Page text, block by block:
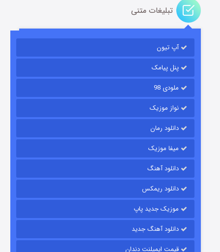
قسمت
تبلیغات متنی
آپ تیون
پنل پیامک
ملودی 98
نواز موزیک
دانلود رمان
میفا موزیک
دانلود آهنگ
دانلود ریمکس
موزیک جدید پاپ
دانلود آهنگ جدید
قیمت ایمپلنت دندان